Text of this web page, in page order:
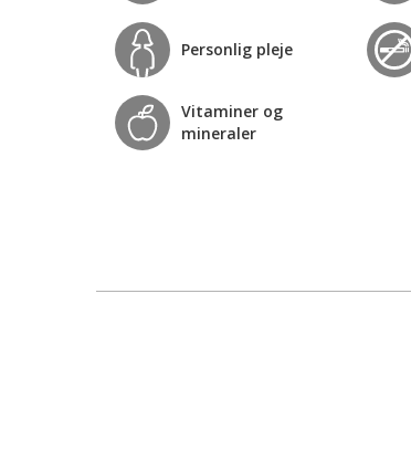
Personlig pleje
Vitaminer og
mineraler